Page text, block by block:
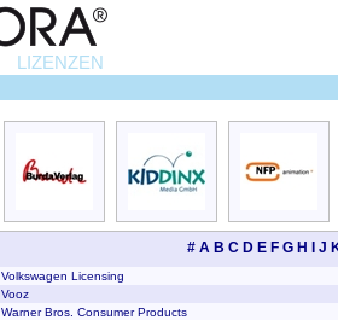
LIZENZEN
# A B C D E F G H J
Volkswagen Licensing
Vooz
Warner Bros. Consumer Products